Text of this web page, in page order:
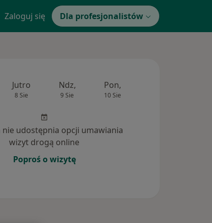
Zaloguj się Dla profesjonalistów
Jutro
8 Sie
Ndz,
9 Sie
Pon,
10 Sie
nie udostępnia opcji umawiania
wizyt drogą online
Poproś o wizytę